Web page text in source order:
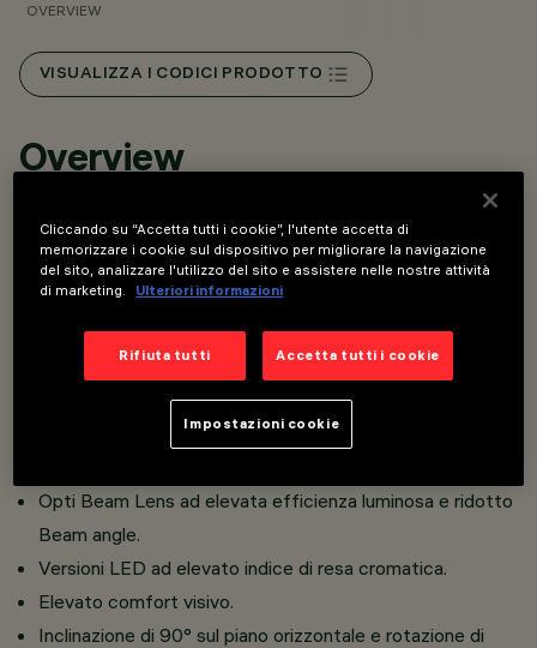
OVERVIEW
VISUALIZZA I CODICI PRODOTTO
Overview
Un innovativo sistema Push&Go che facilita e velocizza il
cambio di rifrattori ed accessori, per un cambio in
sicurezza sul posto.
Installabili contemporaneamente tre accessori piani ed
uno esterno nello stesso corpo illuminante. Installazione
a binario tensione di rete.
Realizzato in pressofusione di alluminio e materiale
Opti Beam Lens ad elevata efficienza luminosa e ridotto
Beam angle.
Versioni LED ad elevato indice di resa cromatica.
Elevato comfort visivo.
Inclinazione di 90° sul piano orizzontale e rotazione di
Cliccando su “Accetta tutti i cookie”, l'utente accetta di
memorizzare i cookie sul dispositivo per migliorare la navigazione
del sito, analizzare l'utilizzo del sito e assistere nelle nostre attività
di marketing.
Ulteriori informazioni
Rifiuta tutti Accetta tutti i cookie
Impostazioni cookie